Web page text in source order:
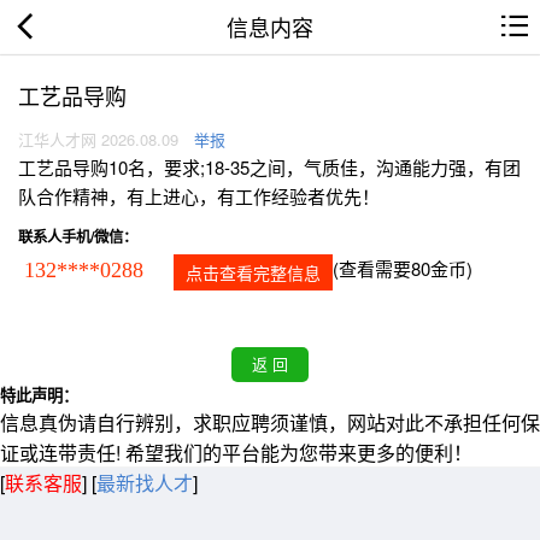
信息内容
工艺品导购
江华人才网 2026.08.09 举报
工艺品导购10名，要求;18-35之间，气质佳，沟通能力强，有团
队合作精神，有上进心，有工作经验者优先！
联系人手机/微信：
132****0288 点击查看完整信息 (查看需要80金币)
特此声明：
信息真伪请自行辨别，求职应聘须谨慎，网站对此不承担任何保
证或连带责任! 希望我们的平台能为您带来更多的便利！
[联系客服] [最新找人才]